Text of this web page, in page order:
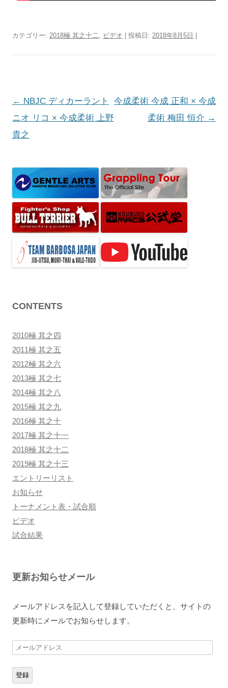
カテゴリー: 2018極 其之十二, ビデオ | 投稿日: 2018年8月5日
投
稿
ナ
ゲ
ー
シ
ョ
ン
← NBJC ディカーラント
ニオ リコ × 今成柔術 上野
貴之
今成柔術 今成 正和 × 今成
柔術 梅田 恒介 →
CONTENTS
2010極 其之四
2011極 其之五
2012極 其之六
2013極 其之七
2014極 其之八
2015極 其之九
2016極 其之十
2017極 其之十一
2018極 其之十二
2019極 其之十三
エントリーリスト
お知らせ
トーナメント表・試合順
ビデオ
試合結果
更新お知らせメール
メールアドレスを記入して登録していただくと、サイトの
更新時にメールでお知らせします。
メ
ル
ア
登録